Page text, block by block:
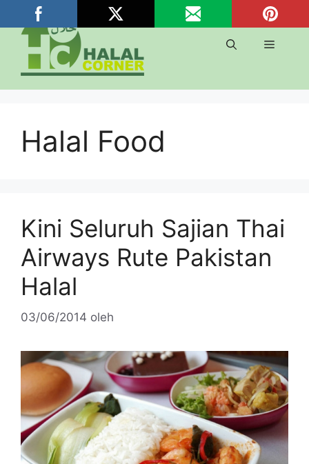
Langsung
ke
Menu
Halal Food
Kini Seluruh Sajian Thai
Airways Rute Pakistan
Halal
03/06/2014 oleh